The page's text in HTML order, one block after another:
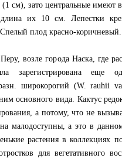
(1 см), зато центральные имеют
длина их 10 см. Лепестки
плод красно-коричневый.
возле города Наска, где
еще
разн. широкорогий (W. rauhii
основного вида. Кактус
а потому, что не
малодоступны, а это в
растения в коллекциях
для вегетативного